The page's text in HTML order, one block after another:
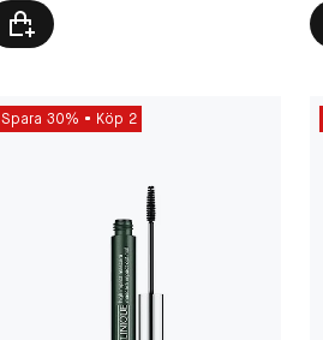
Spara 30% Köp 2